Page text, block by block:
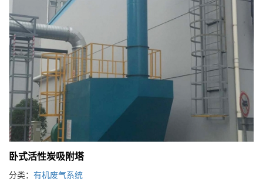
卧式活性炭吸附塔
分类： 有机废气系统